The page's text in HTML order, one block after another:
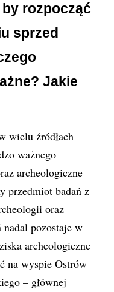
rozpocząć
sprzed
Jakie
wielu źródłach
ważnego
archeologiczne
przedmiot badań z
oraz
nadal pozostaje w
archeologiczne
na wyspie Ostrów
– głównej